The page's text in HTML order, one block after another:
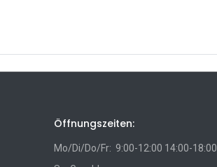
Öffnungszeiten:
Mo/Di/Do/Fr: 9:00-12:00 14:00-18:00